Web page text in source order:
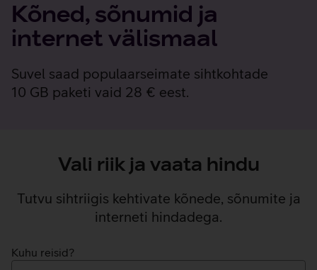
Kõned, sõnumid ja
internet välismaal
Suvel saad populaarseimate sihtkohtade
10 GB paketi vaid 28 € eest.
Vali riik ja vaata hindu
Tutvu sihtriigis kehtivate kõnede, sõnumite ja
interneti hindadega.
Kuhu reisid?